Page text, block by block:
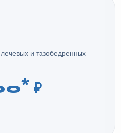
и тазобедренных
* ₽